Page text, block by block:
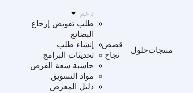
منتجاتحلول
قصص
نجاح
دعم
طلب تفويض إرجاع
البضائع
إنشاء طلب
تحديثات البرامج
حاسبة سعة القرص
مواد التسويق
دليل المعرض